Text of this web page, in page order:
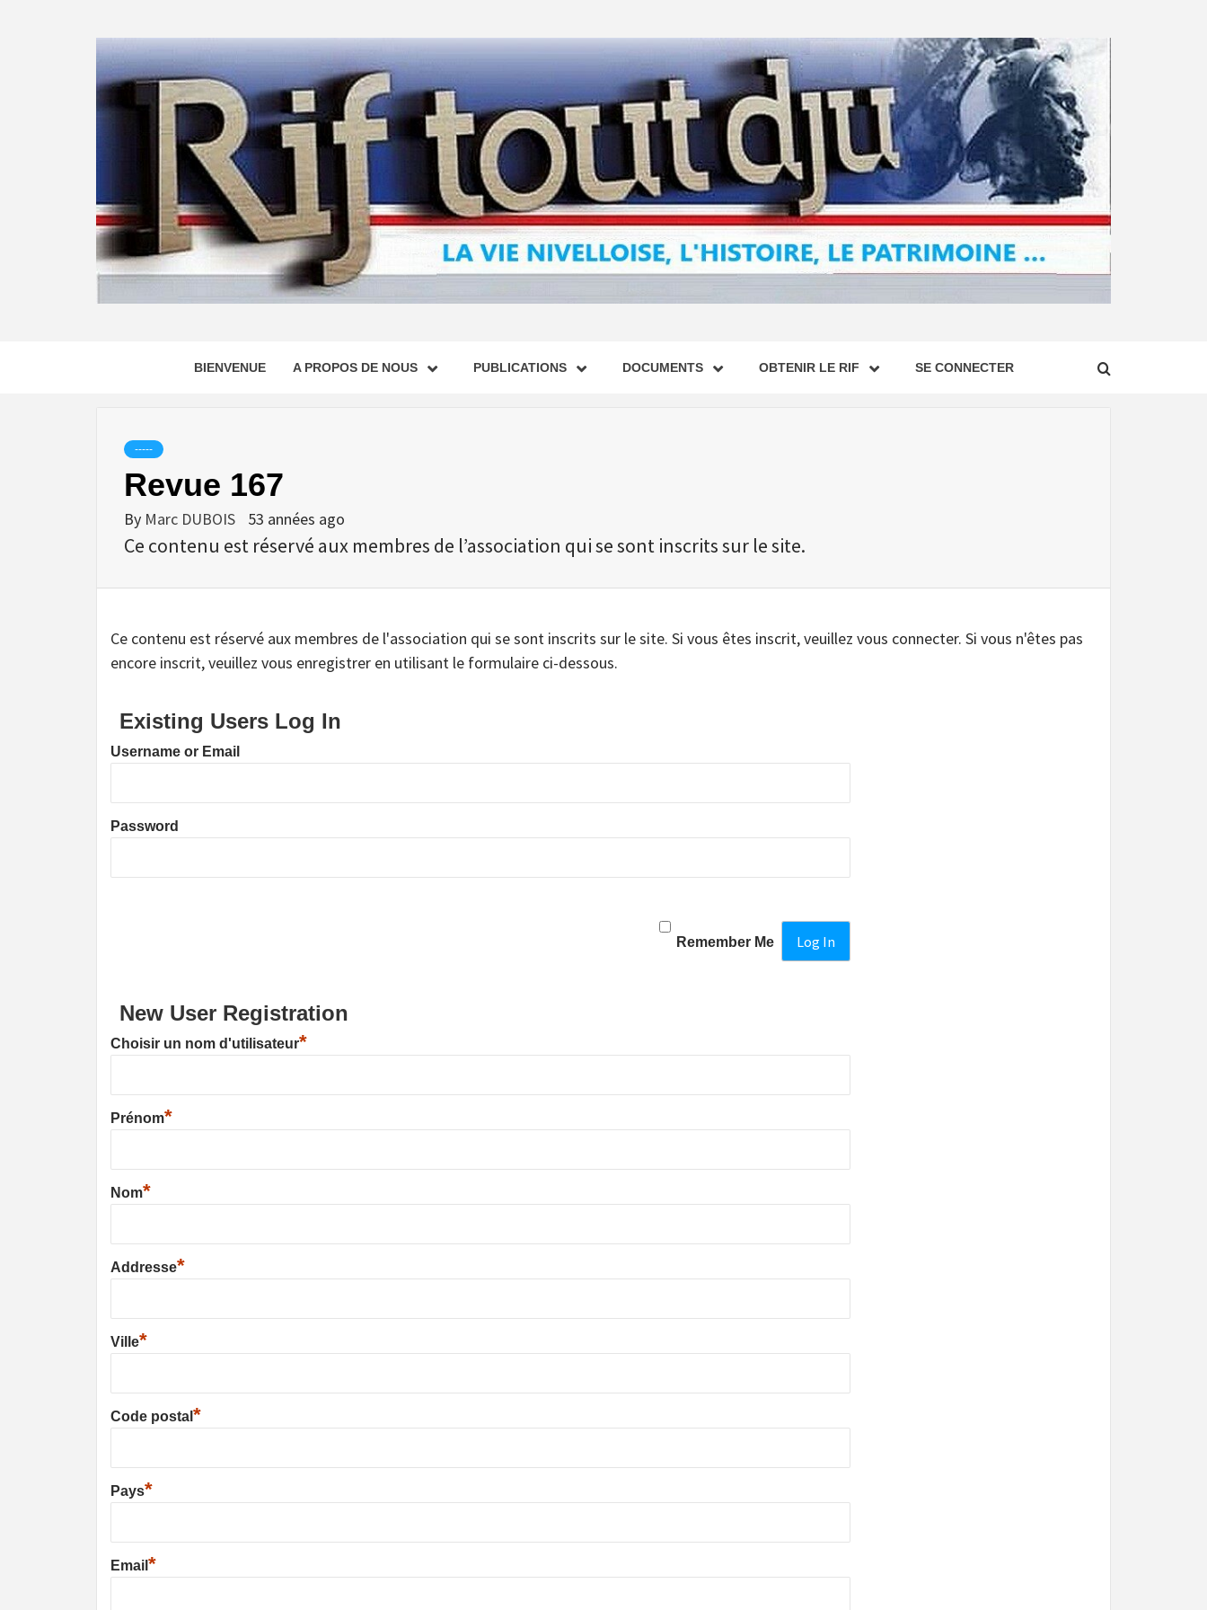
BIENVENUE A PROPOS DE NOUS PUBLICATIONS DOCUMENTS OBTENIR LE RIF SE CONNECTER
-----
Revue 167
By Marc DUBOIS 53 années ago
Ce contenu est réservé aux membres de l’association qui se sont inscrits sur le site.
Ce contenu est réservé aux membres de l'association qui se sont inscrits sur le site. Si vous êtes inscrit, veuillez vous connecter. Si vous n'êtes pas
encore inscrit, veuillez vous enregistrer en utilisant le formulaire ci-dessous.
Existing Users Log In
Username or Email
Password
Remember Me
New User Registration
Choisir un nom d'utilisateur*
Prénom*
Nom*
Addresse*
Ville*
Code postal *
Pays*
Email *